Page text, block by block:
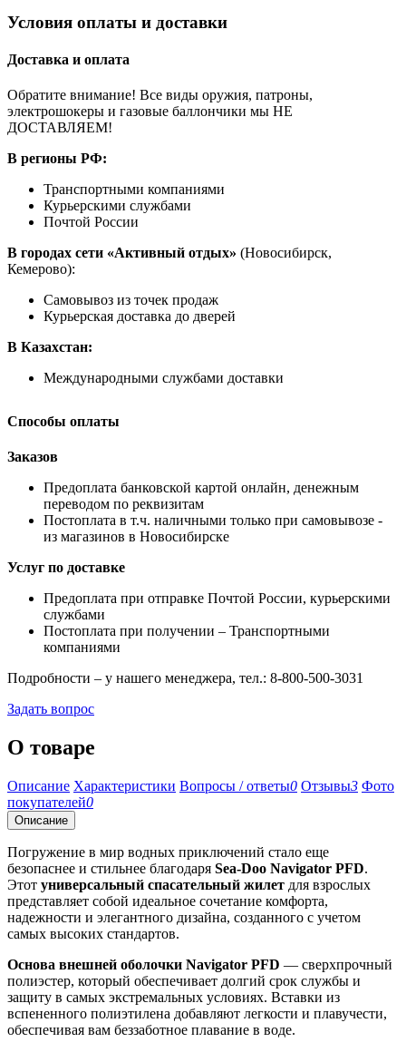
Условия оплаты и доставки
Доставка и оплата
Обратите внимание! Все виды оружия, патроны,
электрошокеры и газовые баллончики мы НЕ
ДОСТАВЛЯЕМ!
В регионы РФ:
Транспортными компаниями
Курьерскими службами
Почтой России
В городах сети «Активный отдых» (Новосибирск,
Кемерово):
Самовывоз из точек продаж
Курьерская доставка до дверей
В Казахстан:
Международными службами доставки
Способы оплаты
Заказов
Предоплата банковской картой онлайн, денежным
переводом по реквизитам
Постоплата в т.ч. наличными только при самовывозе -
из магазинов в Новосибирске
Услуг по доставке
Предоплата при отправке Почтой России, курьерскими
службами
Постоплата при получении – Транспортными
компаниями
Подробности – у нашего менеджера, тел.: 8-800-500-3031
Задать вопрос
О товаре
Описание Характеристики Вопросы / ответы0 Отзывы3 Фото
покупателей0
Описание
Погружение в мир водных приключений стало еще
безопаснее и стильнее благодаря Sea-Doo Navigator PFD.
Этот универсальный спасательный жилет для взрослых
представляет собой идеальное сочетание комфорта,
надежности и элегантного дизайна, созданного с учетом
самых высоких стандартов.
Основа внешней оболочки Navigator PFD — сверхпрочный
полиэстер, который обеспечивает долгий срок службы и
защиту в самых экстремальных условиях. Вставки из
вспененного полиэтилена добавляют легкости и плавучести,
обеспечивая вам беззаботное плавание в воде.